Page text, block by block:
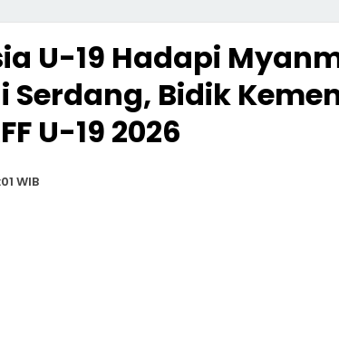
U-19 Hadapi
Serdang, Bidik
U-19 2026
WIB